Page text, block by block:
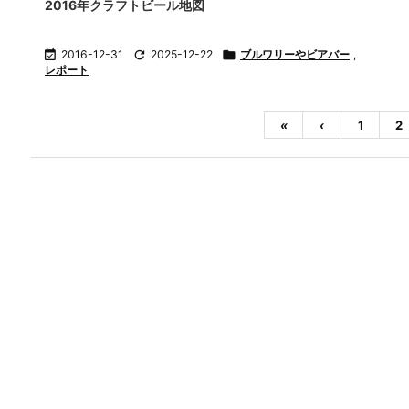
2016年クラフトビール地図
 2016-12-31  2025-12-22  ブルワリーやビアバー ,
レポート
« ‹ 1 2